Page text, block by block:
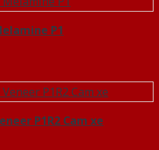
P1
P1R2 Cam xe